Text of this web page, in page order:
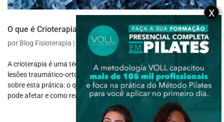
O que é Crioterapia e para que ela serve?
por Blog Fisioterapia | maio 24, 2021 Fisioterapia Específica
A crioterapia é uma técnica de reabilitação para o tratamento de
lesões traumático-ortopédicas agudas. Hoje, vamos ver um resumo
sobre esta prática: o que é, como age no organismo, quais sistemas
pode afetar e como realizá-la. Leia a seguir e fique por dentro das...
X